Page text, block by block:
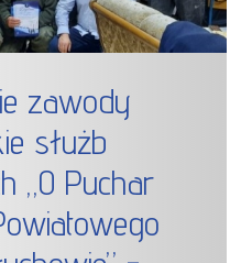
zawody
służb
„O Puchar